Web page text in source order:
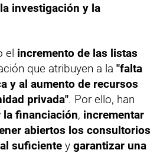
investigación y la
el incremento de las listas
que atribuyen a la "falta
y al aumento de recursos
privada". Por ello, han
la financiación, incrementar
abiertos los consultorios
suficiente y garantizar una